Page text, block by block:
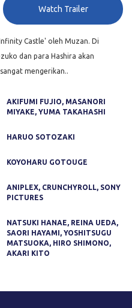
Watch Trailer
Castle' oleh Muzan. Di
dan para Hashira akan
mengerikan..
AKIFUMI FUJIO, MASANORI
MIYAKE, YUMA TAKAHASHI
HARUO SOTOZAKI
KOYOHARU GOTOUGE
ANIPLEX, CRUNCHYROLL, SONY
PICTURES
NATSUKI HANAE, REINA UEDA,
SAORI HAYAMI, YOSHITSUGU
MATSUOKA, HIRO SHIMONO,
AKARI KITO